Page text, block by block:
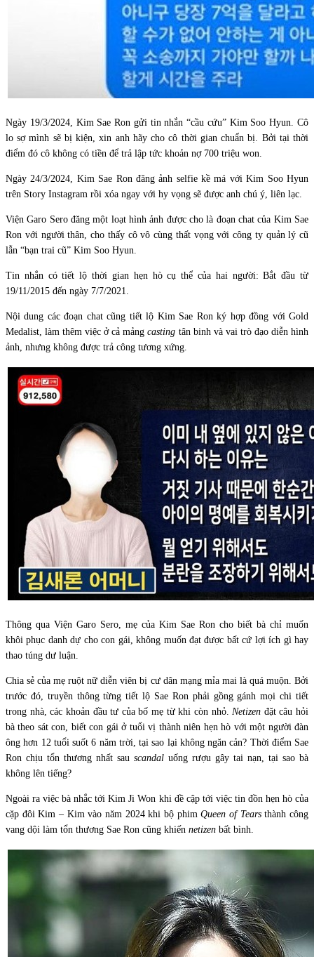
Ngày 19/3/2024, Kim Sae Ron gửi tin nhắn “cầu cứu” Kim Soo Hyun. Cô
lo sợ mình sẽ bị kiện, xin anh hãy cho cô thời gian chuẩn bị. Bởi tại thời
điểm đó cô không có tiền để trả lập tức khoản nợ 700 triệu won.
Ngày 24/3/2024, Kim Sae Ron đăng ảnh selfie kề má với Kim Soo Hyun
trên Story Instagram rồi xóa ngay với hy vọng sẽ được anh chú ý, liên lạc.
Viện Garo Sero đăng một loạt hình ảnh được cho là đoạn chat của Kim Sae
Ron với người thân, cho thấy cô vô cùng thất vọng với công ty quản lý cũ
lẫn “bạn trai cũ” Kim Soo Hyun.
Tin nhắn có tiết lộ thời gian hẹn hò cụ thể của hai người: Bắt đầu từ
19/11/2015 đến ngày 7/7/2021.
Nội dung các đoạn chat cũng tiết lộ Kim Sae Ron ký hợp đồng với Gold
Medalist, làm thêm việc ở cả mảngcasting tân binh và vai trò đạo diễn hình
ảnh, nhưng không được trả công tương xứng.
Thông qua Viện Garo Sero, mẹ của Kim Sae Ron cho biết bà chỉ muốn
khôi phục danh dự cho con gái, không muốn đạt được bất cứ lợi ích gì hay
thao túng dư luận.
Chia sẻ của mẹ ruột nữ diễn viên bị cư dân mạng mỉa mai là quá muộn. Bởi
trước đó, truyền thông từng tiết lộ Sae Ron phải gồng gánh mọi chi tiết
trong nhà, các khoản đầu tư của bố mẹ từ khi còn nhỏ. Netizen đặt câu hỏi
bà theo sát con, biết con gái ở tuổi vị thành niên hẹn hò với một người đàn
ông hơn 12 tuổi suốt 6 năm trời, tại sao lại không ngăn cản? Thời điểm Sae
Ron chịu tổn thương nhất sau scandal uống rượu gây tai nạn, tại sao bà
không lên tiếng?
Ngoài ra việc bà nhắc tới Kim Ji Won khi đề cập tới việc tin đồn hẹn hò của
cặp đôi Kim – Kim vào năm 2024 khi bộ phimQueen of Tearsthành công
vang dội làm tổn thương Sae Ron cũng khiến netizen bất bình.